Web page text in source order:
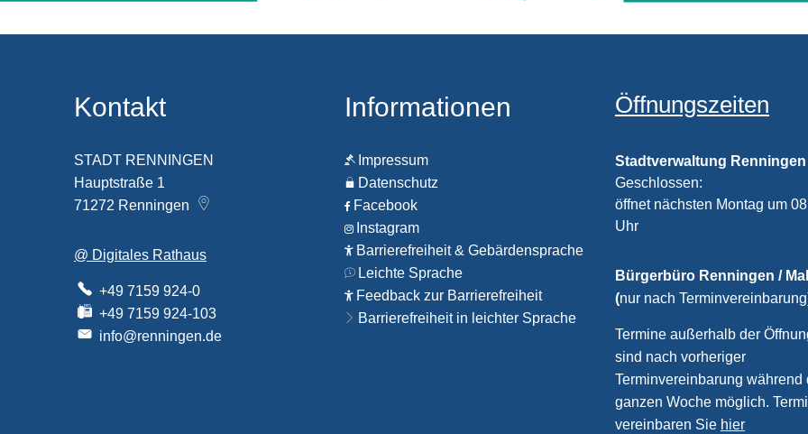
Kontakt
STADT RENNINGEN
Hauptstraße 1
71272 Renningen
@ Digitales Rathaus
+49 7159 924-0
+49 7159 924-103
info@renningen.de
Informationen
Impressum
Datenschutz
Facebook
Instagram
Barrierefreiheit & Gebärdensprache
Leichte Sprache
Feedback zur Barrierefreiheit
Barrierefreiheit in leichter Sprache
Öffnungszeiten
Stadtverwaltung Renningen
Klicken, um weitere
Geschlossen:
öffnet nächsten Montag um
Uhr
Bürgerbüro Renningen /
(nur nach
Termine außerhalb der
sind nach vorheriger
Terminvereinbarung während
ganzen Woche möglich.
vereinbaren Sie hier